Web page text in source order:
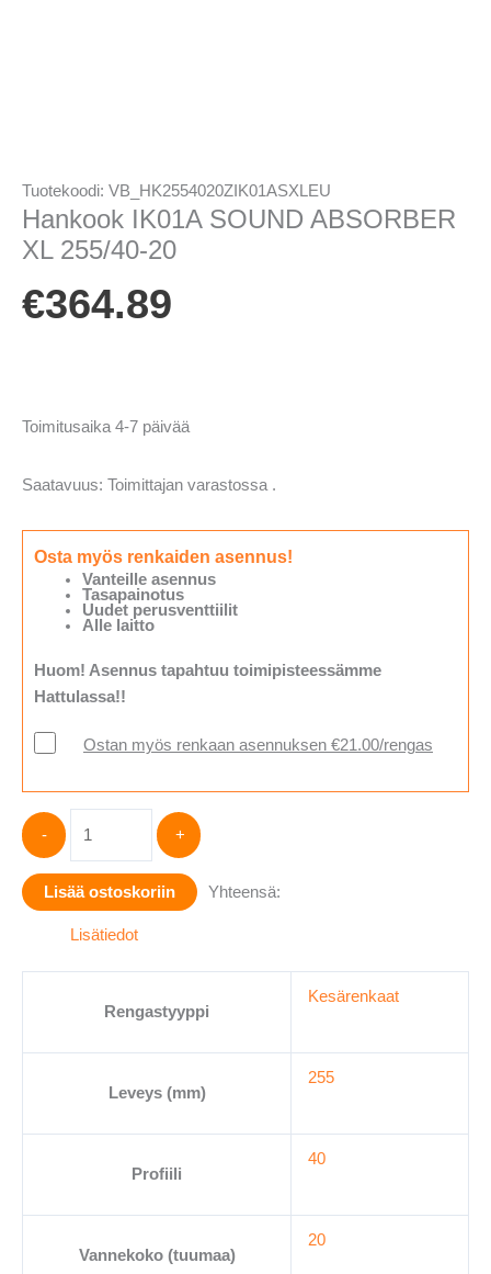
Tuotekoodi: VB_HK2554020ZIK01ASXLEU
Hankook IK01A SOUND ABSORBER
XL 255/40-20
€364.89
Toimitusaika 4-7 päivää
Saatavuus: Toimittajan varastossa .
Osta myös renkaiden asennus!
Vanteille asennus
Tasapainotus
Uudet perusventtiilit
Alle laitto
Huom! Asennus tapahtuu toimipisteessämme
Hattulassa!!
Ostan myös renkaan asennuksen €21.00/rengas
-
SOUND
ABSORBER
XL
määrä
+
Lisää ostoskoriin Yhteensä:
Lisätiedot
Rengastyyppi
Kesärenkaat
Leveys (mm)
255
Profiili
40
Vannekoko (tuumaa)
20